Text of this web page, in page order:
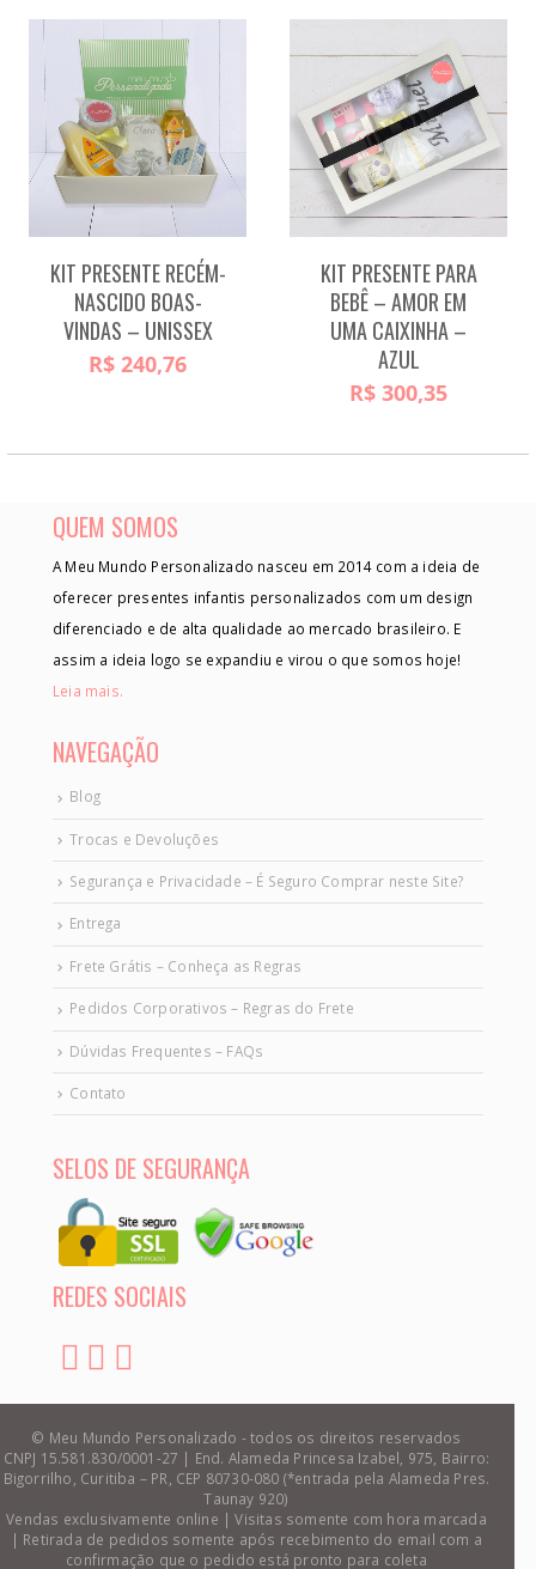
KIT PRESENTE RECÉM-
NASCIDO BOAS-
VINDAS – UNISSEX
R$240,76
KIT PRESENTE PARA
BEBÊ – AMOR EM
UMA CAIXINHA –
AZUL
R$300,35
QUEM SOMOS
A Meu Mundo Personalizado nasceu em 2014 com a ideia de
oferecer presentes infantis personalizados com um design
diferenciado e de alta qualidade ao mercado brasileiro. E
assim a ideia logo se expandiu e virou o que somos hoje!
Leia mais.
NAVEGAÇÃO
Blog
Trocas e Devoluções
Segurança e Privacidade – É Seguro Comprar neste Site?
Entrega
Frete Grátis – Conheça as Regras
Pedidos Corporativos – Regras do Frete
Dúvidas Frequentes – FAQs
Contato
SELOS DE SEGURANÇA
REDES SOCIAIS
© Meu Mundo Personalizado - todos os direitos reservados
CNPJ 15.581.830/0001-27 | End. Alameda Princesa Izabel, 975, Bairro:
Bigorrilho, Curitiba – PR, CEP 80730-080 (*entrada pela Alameda Pres.
Taunay 920)
Vendas exclusivamente online | Visitas somente com hora marcada
| Retirada de pedidos somente após recebimento do email com a
confirmação que o pedido está pronto para coleta